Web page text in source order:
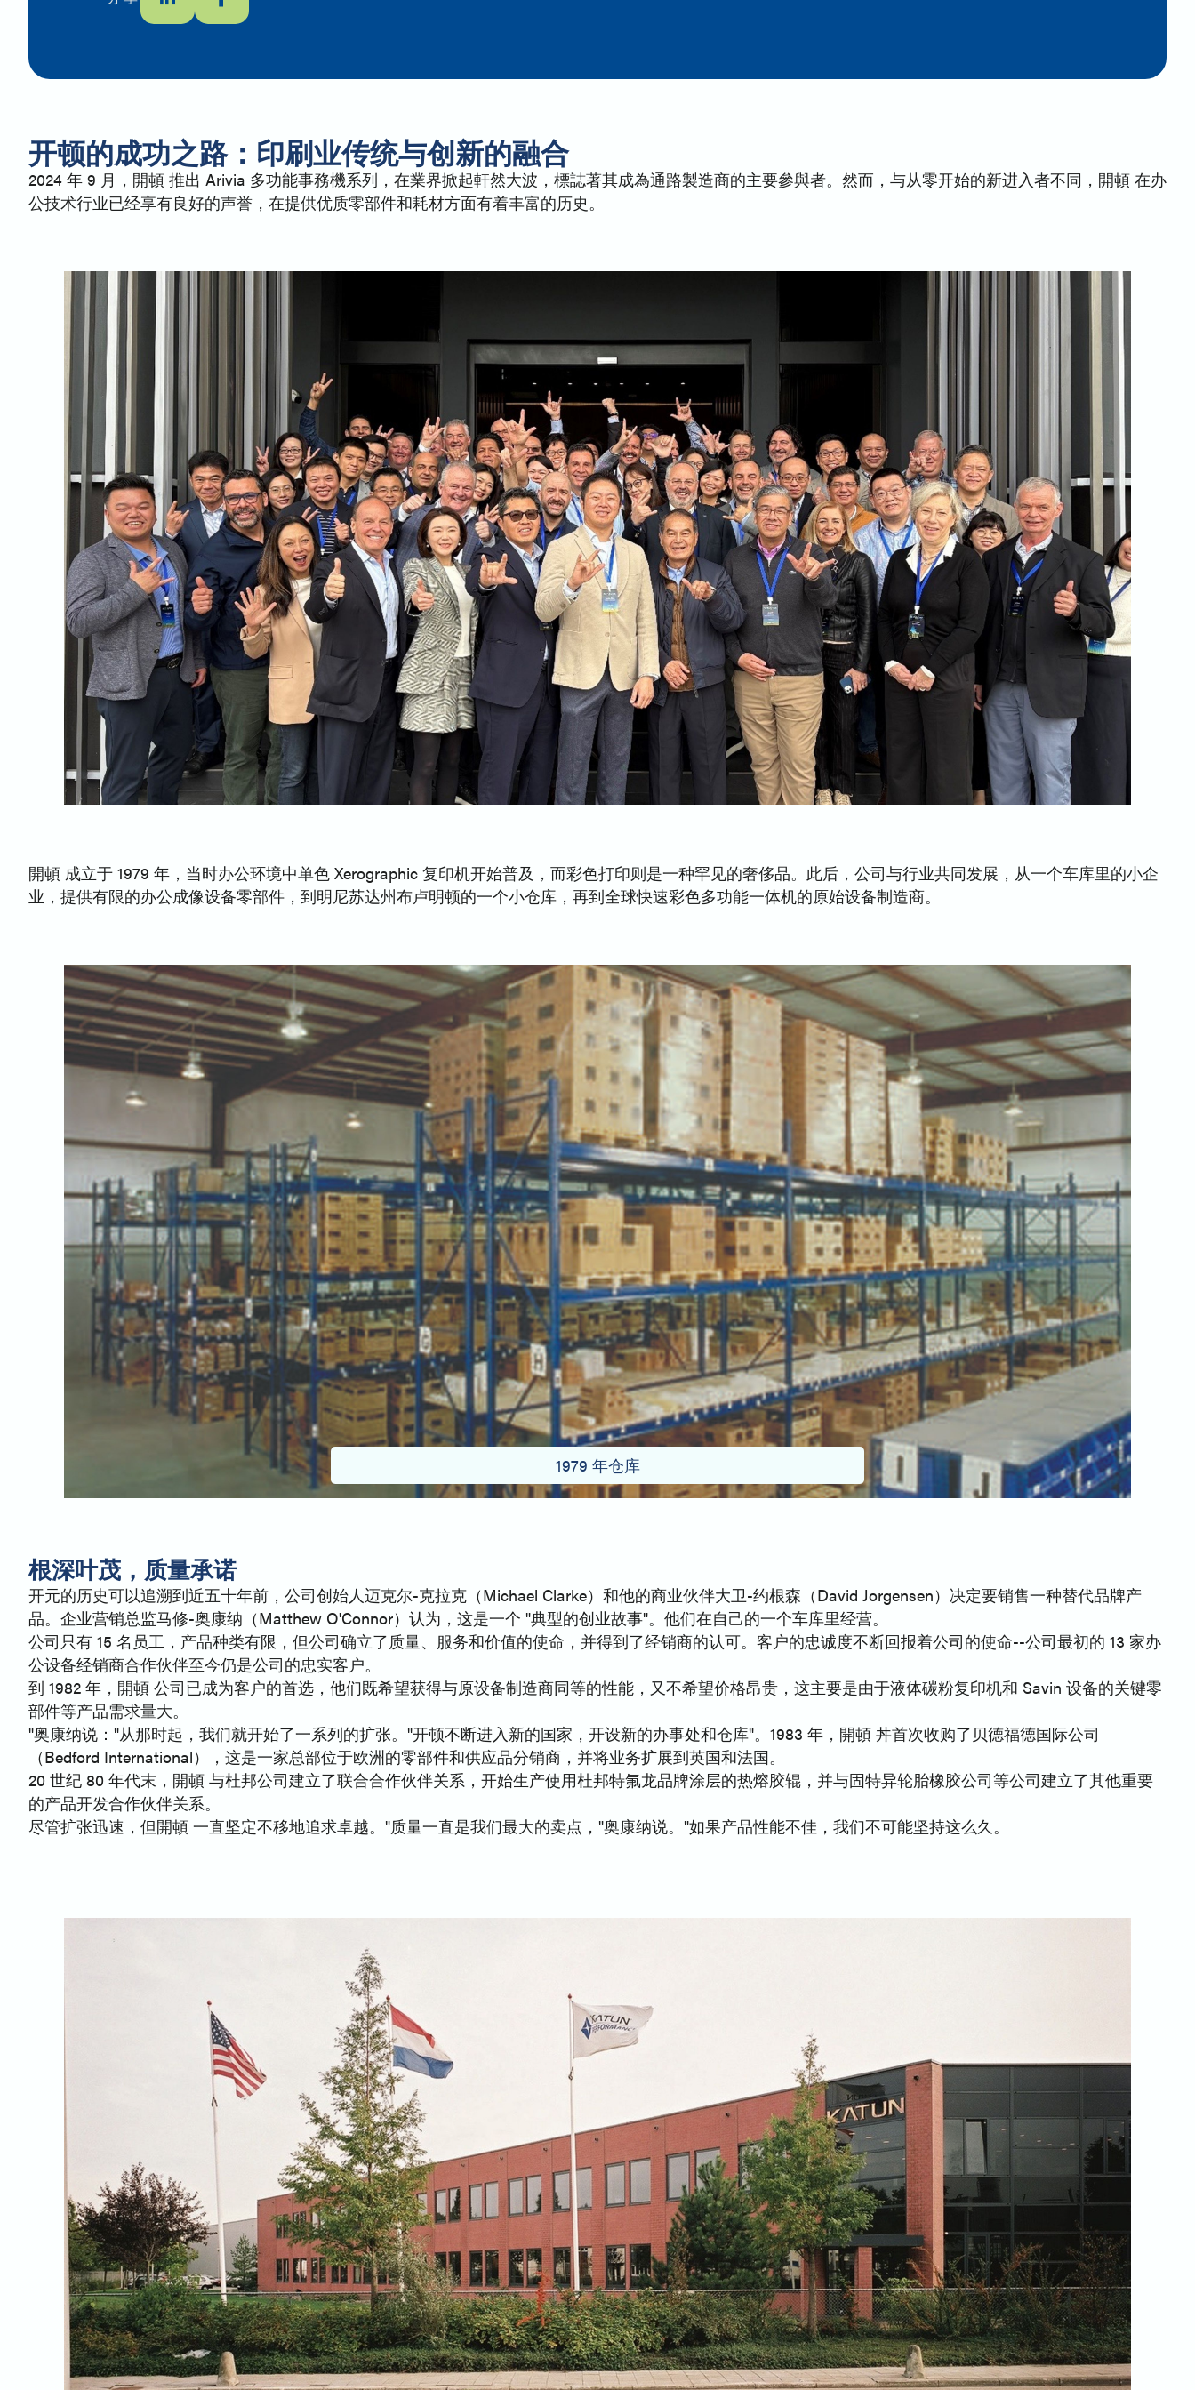
开顿的成功之路：印刷业传统与创新的融合
2024 年 9 月，開頓 推出 Arivia 多功能事務機系列，在業界掀起軒然大波，標誌著其成為通路製造商的主要參與者。然而，与从零开始的新进入者不同，開頓 在办
公技术行业已经享有良好的声誉，在提供优质零部件和耗材方面有着丰富的历史。
開頓 成立于 1979 年，当时办公环境中单色 Xerographic 复印机开始普及，而彩色打印则是一种罕见的奢侈品。此后，公司与行业共同发展，从一个车库里的小企
业，提供有限的办公成像设备零部件，到明尼苏达州布卢明顿的一个小仓库，再到全球快速彩色多功能一体机的原始设备制造商。
1979 年仓库
根深叶茂，质量承诺
开元的历史可以追溯到近五十年前，公司创始人迈克尔-克拉克（Michael Clarke）和他的商业伙伴大卫-约根森（David Jorgensen）决定要销售一种替代品牌产
品。企业营销总监马修-奥康纳（Matthew O'Connor）认为，这是一个 "典型的创业故事"。他们在自己的一个车库里经营。
公司只有 15 名员工，产品种类有限，但公司确立了质量、服务和价值的使命，并得到了经销商的认可。客户的忠诚度不断回报着公司的使命--公司最初的 13 家办
公设备经销商合作伙伴至今仍是公司的忠实客户。
到 1982 年，開頓 公司已成为客户的首选，他们既希望获得与原设备制造商同等的性能，又不希望价格昂贵，这主要是由于液体碳粉复印机和 Savin 设备的关键零
部件等产品需求量大。
"奥康纳说："从那时起，我们就开始了一系列的扩张。"开顿不断进入新的国家，开设新的办事处和仓库"。1983 年，開頓 丼首次收购了贝德福德国际公司
（Bedford International），这是一家总部位于欧洲的零部件和供应品分销商，并将业务扩展到英国和法国。
20 世纪 80 年代末，開頓 与杜邦公司建立了联合合作伙伴关系，开始生产使用杜邦特氟龙品牌涂层的热熔胶辊，并与固特异轮胎橡胶公司等公司建立了其他重要
的产品开发合作伙伴关系。
尽管扩张迅速，但開頓 一直坚定不移地追求卓越。"质量一直是我们最大的卖点，"奥康纳说。"如果产品性能不佳，我们不可能坚持这么久。